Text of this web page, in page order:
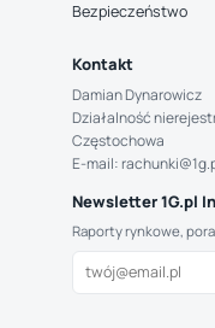
Bezpieczeństwo
Kontakt
Damian Dynarowicz
Działalność
Częstochowa
E-mail:
Newsletter 1G.pl
Raporty rynkowe,